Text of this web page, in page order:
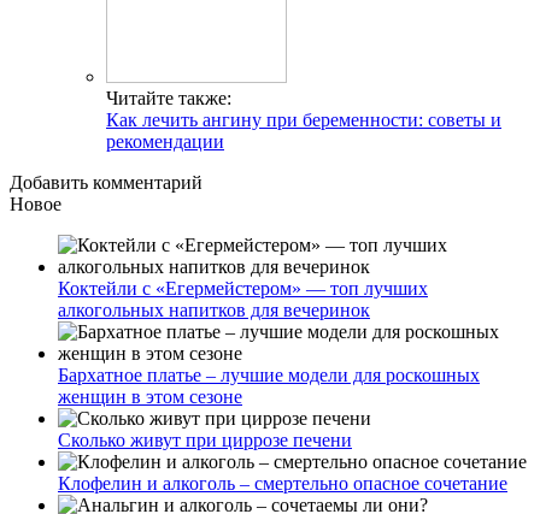
Читайте также:
Как лечить ангину при беременности: советы и
рекомендации
Добавить комментарий
Новое
Коктейли с «Егермейстером» — топ лучших
алкогольных напитков для вечеринок
Бархатное платье – лучшие модели для роскошных
женщин в этом сезоне
Сколько живут при циррозе печени
Клофелин и алкоголь – смертельно опасное сочетание